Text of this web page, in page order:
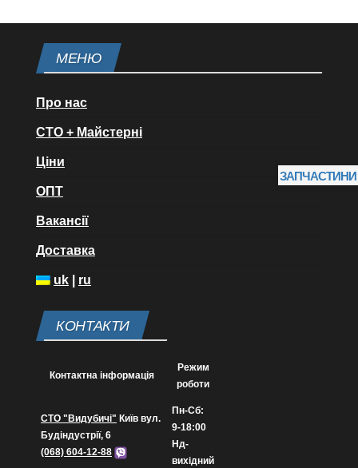
МЕНЮ
Про нас
СТО + Майстерні
Ціни
ОПТ
Вакансії
Доставка
uk ru
КОНТАКТИ
Контактна інформація
Режим
роботи
СТО "Видубичі" Київ вул.
Будіндустрії, 6
(068) 604-12-88
Пн-Сб:
9-18:00
Нд-
вихідний
ЗАПЧАСТИНИ